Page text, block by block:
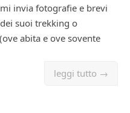
invia fotografie e brevi
suoi trekking o
abita e ove sovente
leggi tutto →